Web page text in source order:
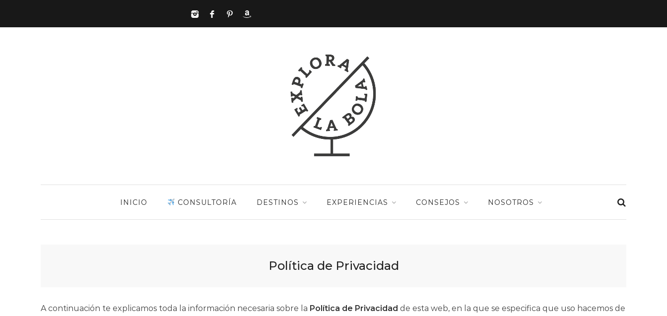
INICIO CONSULTORÍA DESTINOS EXPERIENCIAS CONSEJOS NOSOTROS
Política de Privacidad
A continuación te explicamos toda la información necesaria sobre la Política de Privacidad de esta web, en la que se especifica que uso hacemos de